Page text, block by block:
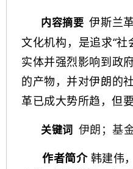
内容摘要 伊斯兰
文化机构，是追求“社
实体并强烈影响到政
的产物，并对伊朗的
革已成大势所趋，但
关键词 伊朗；基
作者简介 韩建伟